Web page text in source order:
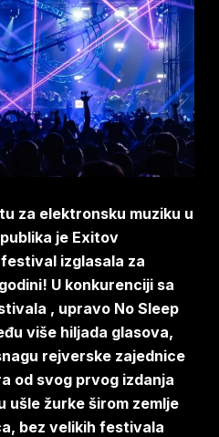
za elektronsku muziku u
je Exitov
izglasala za
U konkurenciji sa
, upravo No Sleep
više hiljada glasova,
rejverske zajednice
od svog prvog izdanja
ušle žurke širom zemlje
bez velikih festivala